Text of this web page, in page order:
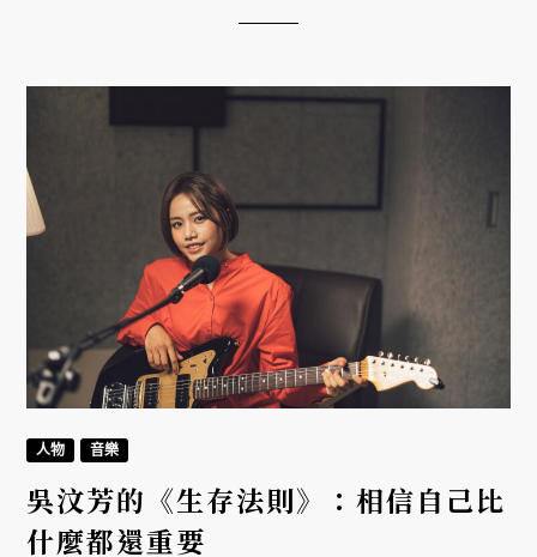
人物 音樂
吳汶芳的《生存法則》：相信自己比
什麼都還重要